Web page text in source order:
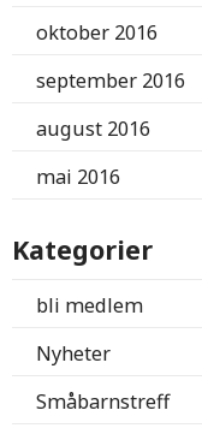
oktober 2016
september 2016
august 2016
mai 2016
Kategorier
bli medlem
Nyheter
Småbarnstreff